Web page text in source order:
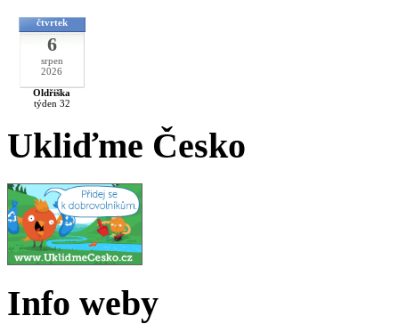
čtvrtek
6
srpen
2026
Oldřiška
týden 32
Ukliďme Česko
Info weby